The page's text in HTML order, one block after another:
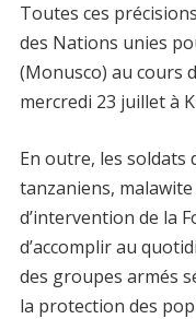
Toutes ces
des Nations unies
(Monusco) au cours
mercredi 23 juillet à
En outre, les soldats
tanzaniens,
d’intervention de la
d’accomplir au
des groupes armés
la protection des